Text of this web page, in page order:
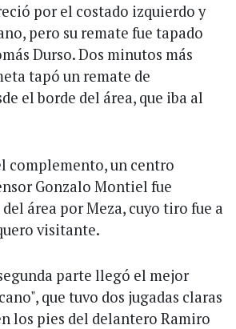
por el costado izquierdo y
pero su remate fue tapado
Durso. Dos minutos más
tapó un remate de
el borde del área, que iba al
complemento, un centro
Gonzalo Montiel fue
área por Meza, cuyo tiro fue a
visitante.
parte llegó el mejor
que tuvo dos jugadas claras
los pies del delantero Ramiro